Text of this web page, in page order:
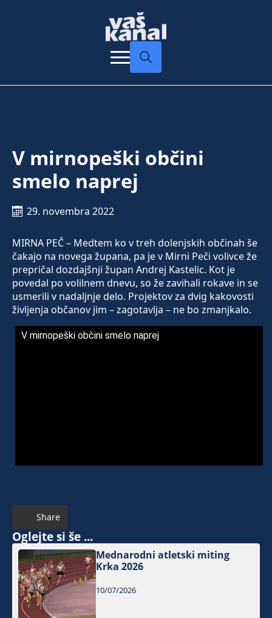
V mirnopeški občini
smelo naprej
29. novembra 2022
MIRNA PEČ – Medtem ko v treh dolenjskih občinah še
čakajo na novega župana, pa je v Mirni Peči volivce že
prepričal dozdajšnji župan Andrej Kastelic. Kot je
povedal po volilnem dnevu, so že zavihali rokave in se
usmerili v nadaljnje delo. Projektov za dvig kakovosti
življenja občanov jim – zagotavlja – ne bo zmanjkalo.
V mirnopeški občini smelo naprej
Share
Oglejte si še ...
Mednarodni atletski miting
Krka 2026
10/07/2026